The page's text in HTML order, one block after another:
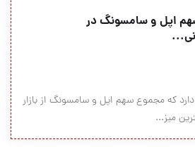
اپل و سامسونگ در
دارد که مجموع سهم اپل و سامسونگ از بازار
میز...